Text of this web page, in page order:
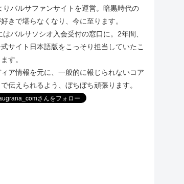
りバルサファンサイトを運営。暗黒時代の
きで堪らなくなり、今に至ります。
はバルサソシオ入会受付の窓口に。2年間、
サイト日本語版をこっそり担当していたこ
す。
ア情報を元に、一般的に報じられないコア
伝えられるよう、ぼちぼち頑張ります。